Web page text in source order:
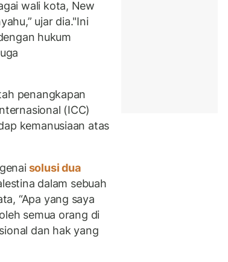
wali kota, New
ujar dia."Ini
hukum
penangkapan
(ICC)
kemanusiaan atas
solusi dua
dalam sebuah
“Apa yang saya
semua orang di
dan hak yang